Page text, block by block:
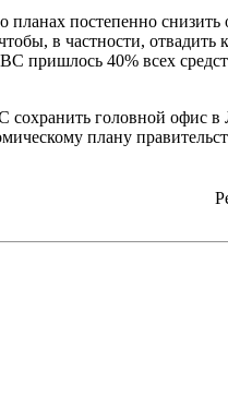
постепенно снизить
в частности, отвадить
пришлось 40% всех
сохранить головной офис в
плану